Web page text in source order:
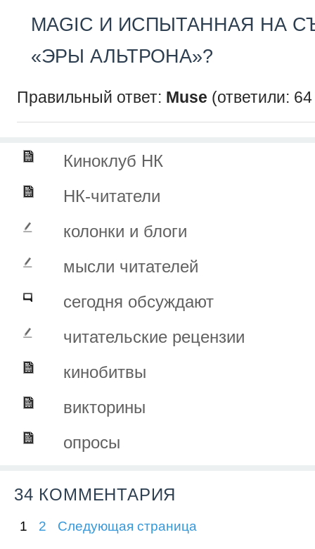
MAGIC И ИСПЫТАННАЯ НА
«ЭРЫ АЛЬТРОНА»?
Правильный ответ: Muse (ответили:
Киноклуб НК
НК-читатели
колонки и блоги
мысли читателей
сегодня обсуждают
читательские рецензии
кинобитвы
викторины
опросы
34 КОММЕНТАРИЯ
1 2 Следующая страница